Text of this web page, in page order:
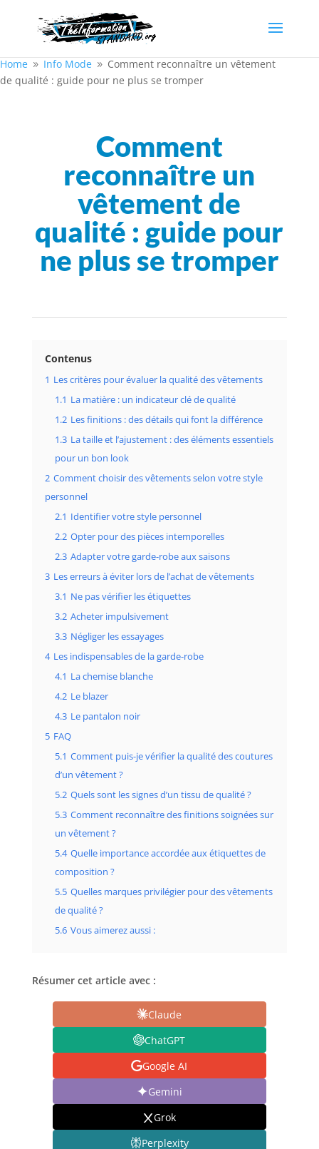
Home 9 Info Mode 9 Comment reconnaître un vêtement
de qualité : guide pour ne plus se tromper
Comment
reconnaître un
vêtement de
qualité : guide pour
ne plus se tromper
Contenus
1 Les critères pour évaluer la qualité des vêtements
1.1 La matière : un indicateur clé de qualité
1.2 Les finitions : des détails qui font la différence
1.3 La taille et l’ajustement : des éléments essentiels
pour un bon look
2 Comment choisir des vêtements selon votre style
personnel
2.1 Identifier votre style personnel
2.2 Opter pour des pièces intemporelles
2.3 Adapter votre garde-robe aux saisons
3 Les erreurs à éviter lors de l’achat de vêtements
3.1 Ne pas vérifier les étiquettes
3.2 Acheter impulsivement
3.3 Négliger les essayages
4 Les indispensables de la garde-robe
4.1 La chemise blanche
4.2 Le blazer
4.3 Le pantalon noir
5 FAQ
5.1 Comment puis-je vérifier la qualité des coutures
d’un vêtement ?
5.2 Quels sont les signes d’un tissu de qualité ?
5.3 Comment reconnaître des finitions soignées sur
un vêtement ?
5.4 Quelle importance accordée aux étiquettes de
composition ?
5.5 Quelles marques privilégier pour des vêtements
de qualité ?
5.6 Vous aimerez aussi :
Résumer cet article avec :
Claude
ChatGPT
Google AI
Gemini
Grok
Perplexity